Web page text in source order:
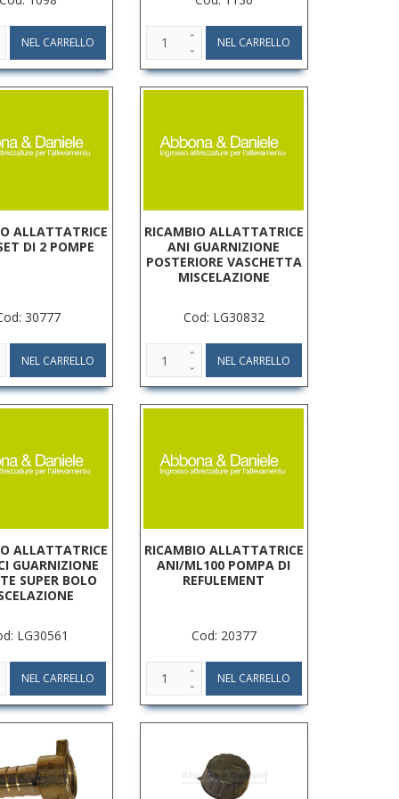
ALLATTATRICE
DI 2 POMPE
30777
RICAMBIO ALLATTATRICE
ANI GUARNIZIONE
POSTERIORE VASCHETTA
MISCELAZIONE
Cod: LG30832
ALLATTATRICE
GUARNIZIONE
SUPER BOLO
LG30561
RICAMBIO ALLATTATRICE
ANI/ML100 POMPA DI
REFULEMENT
Cod: 20377